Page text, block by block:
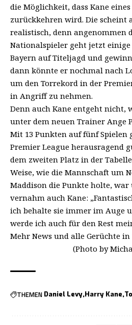
die Möglichkeit, dass Kane eines
zurückkehren wird. Die scheint
realistisch, denn angenommen
Nationalspieler geht jetzt einige
Bayern auf Titeljagd und
dann könnte er nochmal nach
um den Torrekord in der
in Angriff zu nehmen.
Denn auch Kane entgeht nicht,
unter dem neuen Trainer Ange
Mit 13 Punkten auf fünf Spielen
Premier League herausragend
dem zweiten Platz in der
Weise, wie die Mannschaft um
Maddison die Punkte holte, war
vernahm auch Kane:
ich behalte sie immer im Auge
werde ich auch für den Rest
Mehr News und alle Gerüchte
(Photo by
THEMEN Daniel Levy Harry Kane